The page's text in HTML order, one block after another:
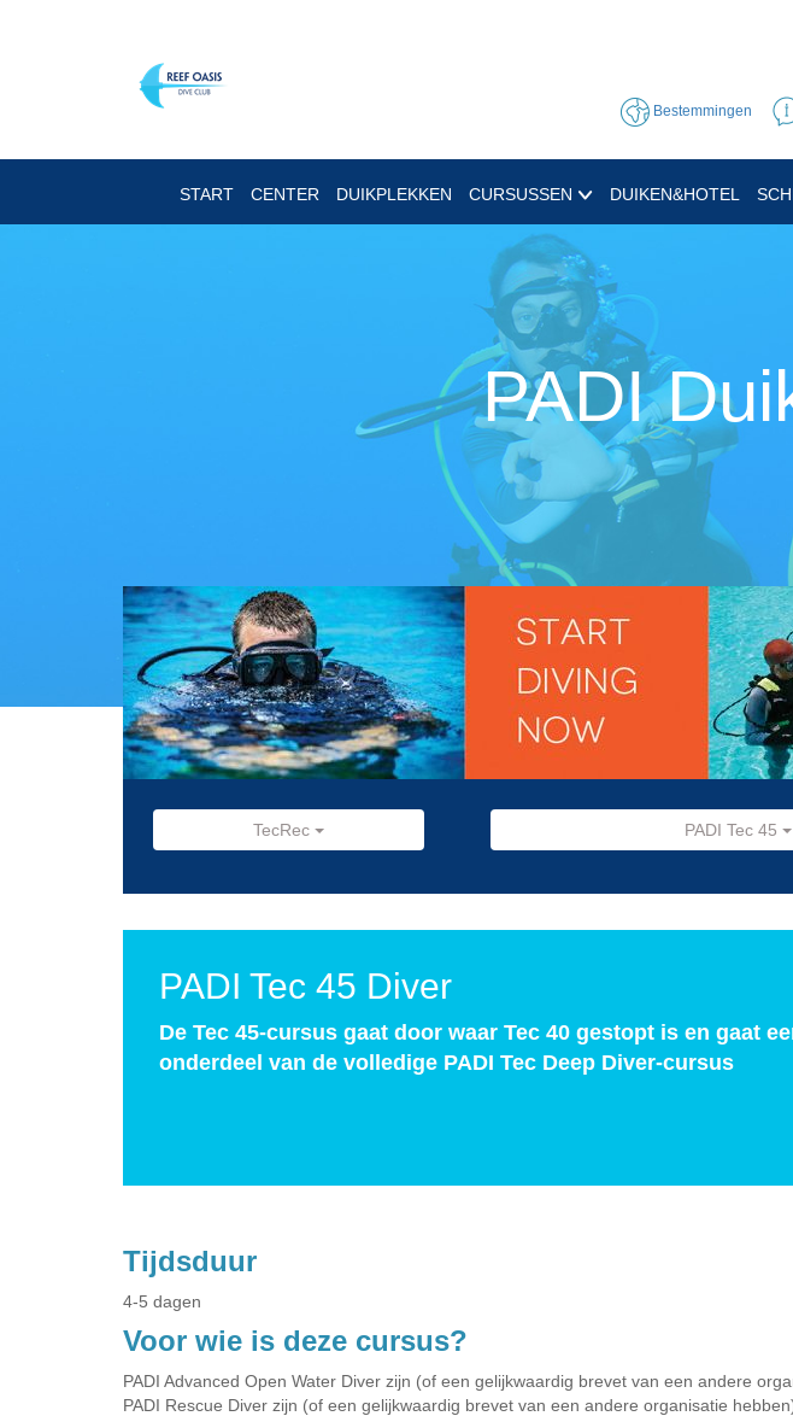
Bestemmingen
START CENTER DUIKPLEKKEN CURSUSSEN DUIKEN&HOTEL
PADI
TecRec PADI Tec 45
PADI Tec 45 Diver
De Tec 45-cursus gaat door waar Tec 40 gestopt is en gaat
onderdeel van de volledige PADI Tec Deep Diver-cursus
Tijdsduur
4-5 dagen
Voor wie is deze cursus?
PADI Advanced Open Water Diver zijn (of een gelijkwaardig brevet van een andere
PADI Rescue Diver zijn (of een gelijkwaardig brevet van een andere organisatie